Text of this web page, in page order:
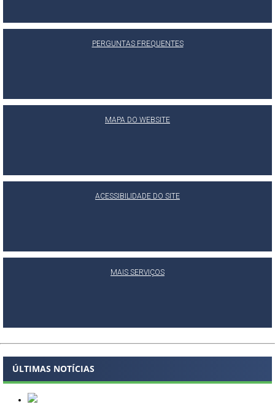
PERGUNTAS FREQUENTES
MAPA DO WEBSITE
ACESSIBILIDADE DO SITE
MAIS SERVIÇOS
ÚLTIMAS NOTÍCIAS